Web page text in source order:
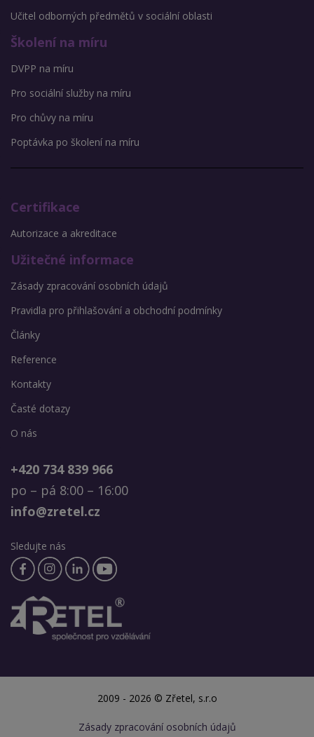
Učitel odborných předmětů v sociální oblasti
Školení na míru
DVPP na míru
Pro sociální služby na míru
Pro chůvy na míru
Poptávka po školení na míru
Certifikace
Autorizace a akreditace
Užitečné informace
Zásady zpracování osobních údajů
Pravidla pro přihlašování a obchodní podmínky
Články
Reference
Kontakty
Časté dotazy
O nás
+420 734 839 966
po – pá 8:00 – 16:00
info@zretel.cz
Sledujte nás
2009 - 2026 © Zřetel, s.r.o
Zásady zpracování osobních údajů